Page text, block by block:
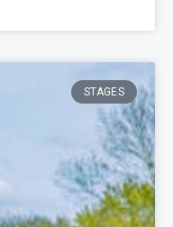
STAGES